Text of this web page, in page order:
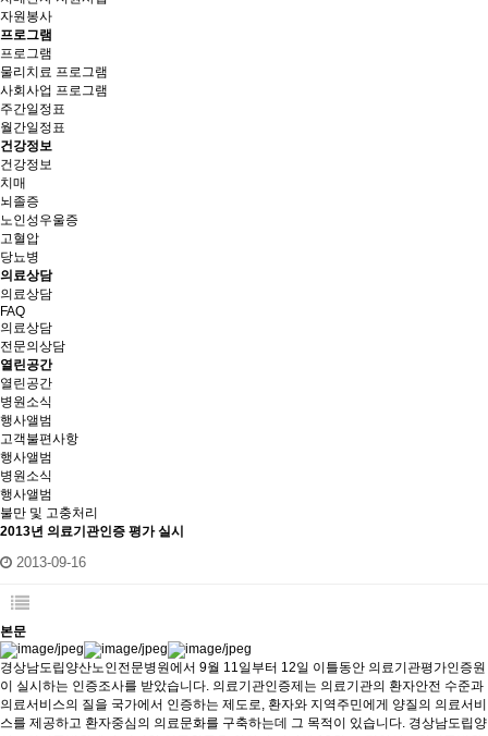
자원봉사
프로그램
프로그램
물리치료 프로그램
사회사업 프로그램
주간일정표
월간일정표
건강정보
건강정보
치매
뇌졸증
노인성우울증
고혈압
당뇨병
의료상담
의료상담
FAQ
의료상담
전문의상담
열린공간
열린공간
병원소식
행사앨범
고객불편사항
행사앨범
병원소식
행사앨범
불만 및 고충처리
2013년 의료기관인증 평가 실시
2013-09-16
본문
경상남도립양산노인전문병원에서 9월 11일부터 12일 이틀동안 의료기관평가인증원
이 실시하는 인증조사를 받았습니다. 의료기관인증제는 의료기관의 환자안전 수준과
의료서비스의 질을 국가에서 인증하는 제도로, 환자와 지역주민에게 양질의 의료서비
스를 제공하고 환자중심의 의료문화를 구축하는데 그 목적이 있습니다. 경상남도립양